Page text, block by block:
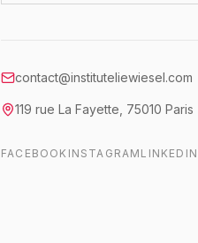
contact@instituteliewiesel.com
119 rue La Fayette 75010 Paris
FACEBOOK INSTAGRAM LINKEDIN